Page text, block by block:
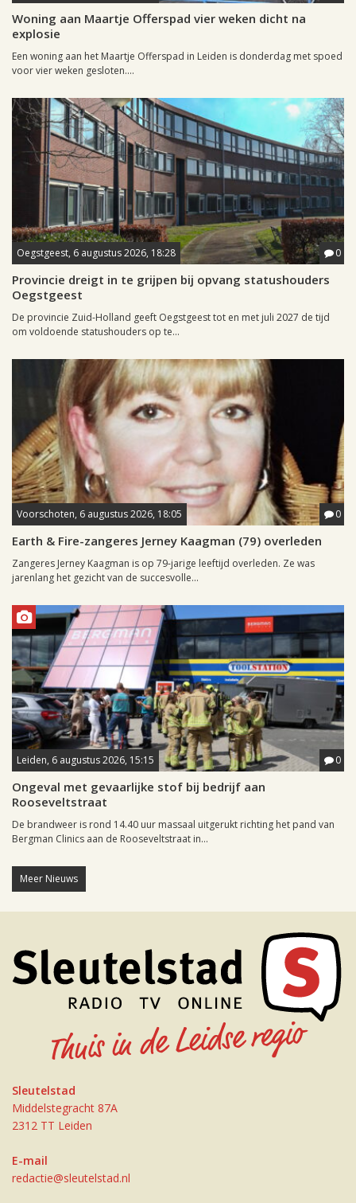
Woning aan Maartje Offerspad vier weken dicht na
explosie
Een woning aan het Maartje Offerspad in Leiden is donderdag met spoed
voor vier weken gesloten....
Oegstgeest, 6 augustus 2026, 18:28 0
Provincie dreigt in te grijpen bij opvang statushouders
Oegstgeest
De provincie Zuid-Holland geeft Oegstgeest tot en met juli 2027 de tijd
om voldoende statushouders op te...
Voorschoten, 6 augustus 2026, 18:05 0
Earth & Fire-zangeres Jerney Kaagman (79) overleden
Zangeres Jerney Kaagman is op 79-jarige leeftijd overleden. Ze was
jarenlang het gezicht van de succesvolle...
Leiden, 6 augustus 2026, 15:15 0
Ongeval met gevaarlijke stof bij bedrijf aan
Rooseveltstraat
De brandweer is rond 14.40 uur massaal uitgerukt richting het pand van
Bergman Clinics aan de Rooseveltstraat in...
Meer Nieuws
Sleutelstad
Middelstegracht 87A
2312 TT Leiden
E-mail
redactie@sleutelstad.nl